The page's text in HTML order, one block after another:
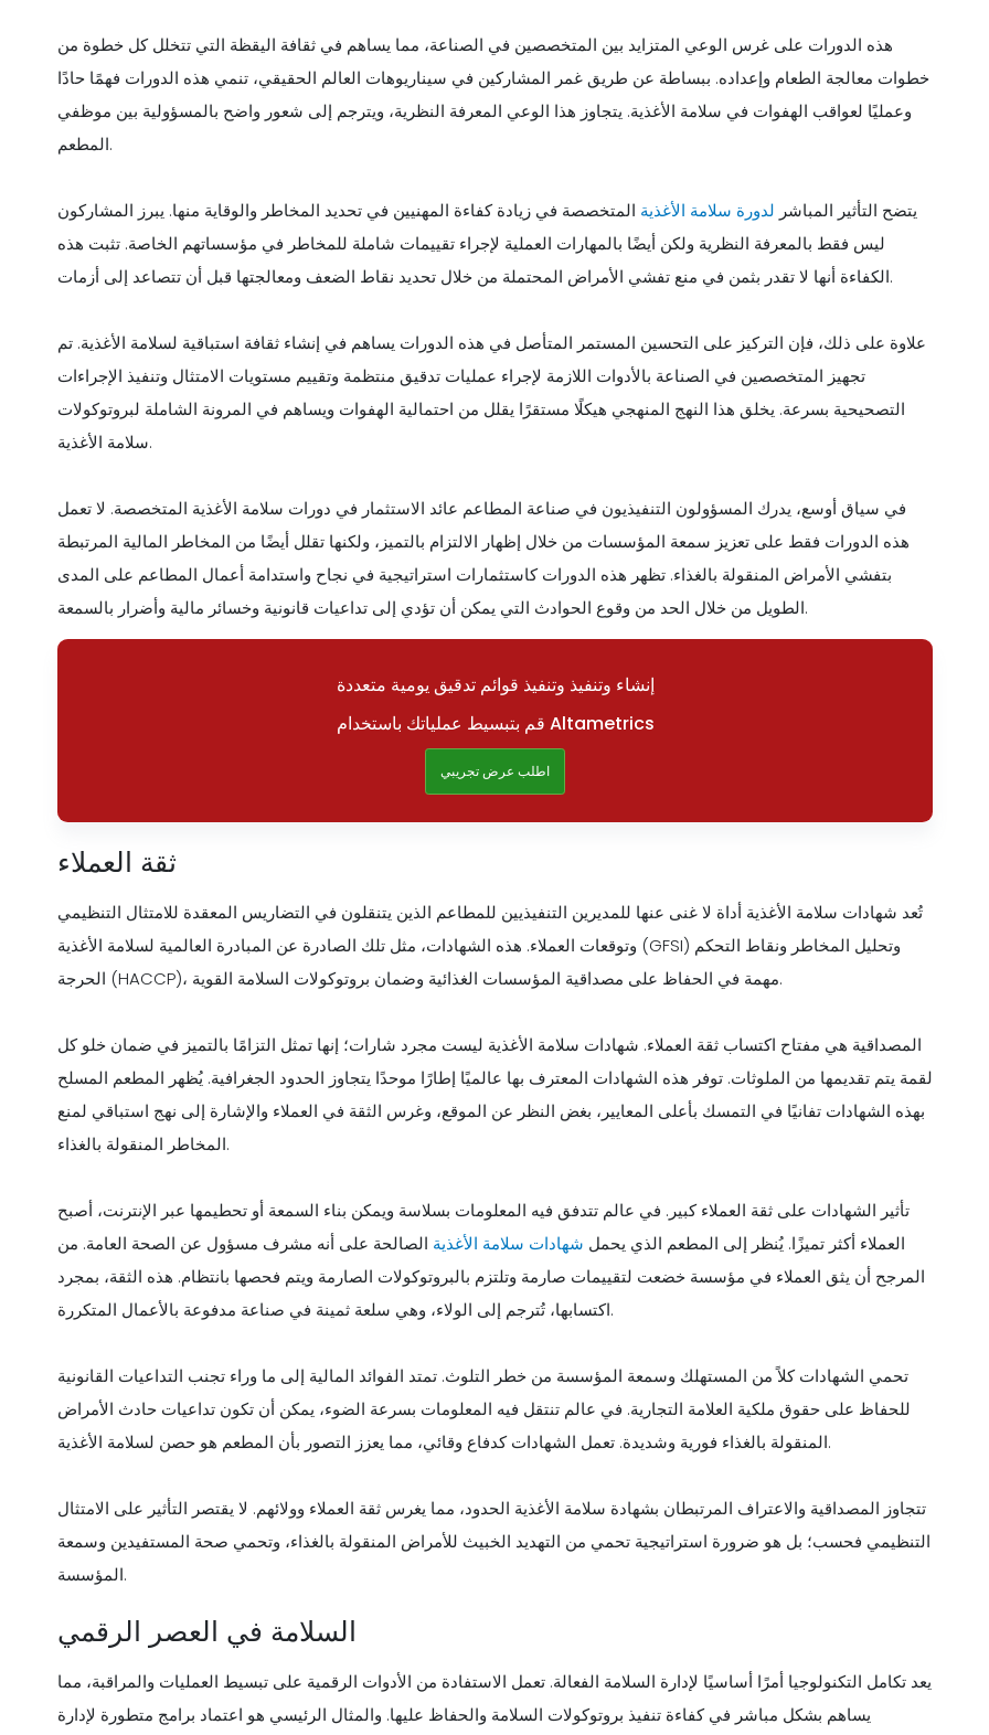
هذه الدورات على غرس الوعي المتزايد بين المتخصصين في الصناعة، مما يساهم في ثقافة اليقظة التي تتخلل كل خطوة من
خطوات معالجة الطعام وإعداده. ببساطة عن طريق غمر المشاركين في سيناريوهات العالم الحقيقي، تنمي هذه الدورات فهمًا حادًا
وعمليًا لعواقب الهفوات في سلامة الأغذية. يتجاوز هذا الوعي المعرفة النظرية، ويترجم إلى شعور واضح بالمسؤولية بين موظفي
المطعم.
يتضح التأثير المباشر لدورة سلامة الأغذية المتخصصة في زيادة كفاءة المهنيين في تحديد المخاطر والوقاية منها. يبرز المشاركون
ليس فقط بالمعرفة النظرية ولكن أيضًا بالمهارات العملية لإجراء تقييمات شاملة للمخاطر في مؤسساتهم الخاصة. تثبت هذه
الكفاءة أنها لا تقدر بثمن في منع تفشي الأمراض المحتملة من خلال تحديد نقاط الضعف ومعالجتها قبل أن تتصاعد إلى أزمات.
علاوة على ذلك، فإن التركيز على التحسين المستمر المتأصل في هذه الدورات يساهم في إنشاء ثقافة استباقية لسلامة الأغذية. تم
تجهيز المتخصصين في الصناعة بالأدوات اللازمة لإجراء عمليات تدقيق منتظمة وتقييم مستويات الامتثال وتنفيذ الإجراءات
التصحيحية بسرعة. يخلق هذا النهج المنهجي هيكلًا مستقرًا يقلل من احتمالية الهفوات ويساهم في المرونة الشاملة لبروتوكولات
سلامة الأغذية.
في سياق أوسع، يدرك المسؤولون التنفيذيون في صناعة المطاعم عائد الاستثمار في دورات سلامة الأغذية المتخصصة. لا تعمل
هذه الدورات فقط على تعزيز سمعة المؤسسات من خلال إظهار الالتزام بالتميز، ولكنها تقلل أيضًا من المخاطر المالية المرتبطة
بتفشي الأمراض المنقولة بالغذاء. تظهر هذه الدورات كاستثمارات استراتيجية في نجاح واستدامة أعمال المطاعم على المدى
الطويل من خلال الحد من وقوع الحوادث التي يمكن أن تؤدي إلى تداعيات قانونية وخسائر مالية وأضرار بالسمعة.
إنشاء وتنفيذ وتنفيذ قوائم تدقيق يومية متعددة
قم بتبسيط عملياتك باستخدام Altametrics
اطلب عرض تجريبي
ثقة العملاء
تُعد شهادات سلامة الأغذية أداة لا غنى عنها للمديرين التنفيذيين للمطاعم الذين يتنقلون في التضاريس المعقدة للامتثال التنظيمي
وتوقعات العملاء. هذه الشهادات، مثل تلك الصادرة عن المبادرة العالمية لسلامة الأغذية (GFSI) وتحليل المخاطر ونقاط التحكم
الحرجة (HACCP)، مهمة في الحفاظ على مصداقية المؤسسات الغذائية وضمان بروتوكولات السلامة القوية.
المصداقية هي مفتاح اكتساب ثقة العملاء. شهادات سلامة الأغذية ليست مجرد شارات؛ إنها تمثل التزامًا بالتميز في ضمان خلو كل
لقمة يتم تقديمها من الملوثات. توفر هذه الشهادات المعترف بها عالميًا إطارًا موحدًا يتجاوز الحدود الجغرافية. يُظهر المطعم المسلح
بهذه الشهادات تفانيًا في التمسك بأعلى المعايير، بغض النظر عن الموقع، وغرس الثقة في العملاء والإشارة إلى نهج استباقي لمنع
المخاطر المنقولة بالغذاء.
تأثير الشهادات على ثقة العملاء كبير. في عالم تتدفق فيه المعلومات بسلاسة ويمكن بناء السمعة أو تحطيمها عبر الإنترنت، أصبح
العملاء أكثر تميزًا. يُنظر إلى المطعم الذي يحمل شهادات سلامة الأغذية الصالحة على أنه مشرف مسؤول عن الصحة العامة. من
المرجح أن يثق العملاء في مؤسسة خضعت لتقييمات صارمة وتلتزم بالبروتوكولات الصارمة ويتم فحصها بانتظام. هذه الثقة، بمجرد
اكتسابها، تُترجم إلى الولاء، وهي سلعة ثمينة في صناعة مدفوعة بالأعمال المتكررة.
تحمي الشهادات كلاً من المستهلك وسمعة المؤسسة من خطر التلوث. تمتد الفوائد المالية إلى ما وراء تجنب التداعيات القانونية
للحفاظ على حقوق ملكية العلامة التجارية. في عالم تنتقل فيه المعلومات بسرعة الضوء، يمكن أن تكون تداعيات حادث الأمراض
المنقولة بالغذاء فورية وشديدة. تعمل الشهادات كدفاع وقائي، مما يعزز التصور بأن المطعم هو حصن لسلامة الأغذية.
تتجاوز المصداقية والاعتراف المرتبطان بشهادة سلامة الأغذية الحدود، مما يغرس ثقة العملاء وولائهم. لا يقتصر التأثير على الامتثال
التنظيمي فحسب؛ بل هو ضرورة استراتيجية تحمي من التهديد الخبيث للأمراض المنقولة بالغذاء، وتحمي صحة المستفيدين وسمعة
المؤسسة.
السلامة في العصر الرقمي
يعد تكامل التكنولوجيا أمرًا أساسيًا لإدارة السلامة الفعالة. تعمل الاستفادة من الأدوات الرقمية على تبسيط العمليات والمراقبة، مما
يساهم بشكل مباشر في كفاءة تنفيذ بروتوكولات السلامة والحفاظ عليها. والمثال الرئيسي هو اعتماد برامج متطورة لإدارة